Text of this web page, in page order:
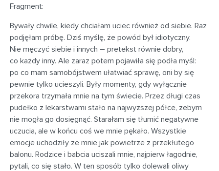
Fragment:
Bywały chwile, kiedy chciałam uciec również od siebie. Raz
podjęłam próbę. Dziś myślę, że powód był idiotyczny.
Nie męczyć siebie i innych – pretekst równie dobry,
co każdy inny. Ale zaraz potem pojawiła się podła myśl:
po co mam samobójstwem ułatwiać sprawę, oni by się
pewnie tylko ucieszyli. Były momenty, gdy wyłącznie
przekora trzymała mnie na tym świecie. Przez długi czas
pudełko z lekarstwami stało na najwyższej półce, żebym
nie mogła go dosięgnąć. Starałam się tłumić negatywne
uczucia, ale w końcu coś we mnie pękało. Wszystkie
emocje uchodziły ze mnie jak powietrze z przekłutego
balonu. Rodzice i babcia uciszali mnie, najpierw łagodnie,
pytali, co się stało. W ten sposób tylko dolewali oliwy